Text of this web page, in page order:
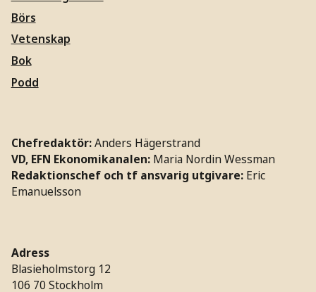
Börs
Vetenskap
Bok
Podd
Chefredaktör:Anders Hägerstrand
VD, EFN Ekonomikanalen: Maria Nordin Wessman
Redaktionschef och tf ansvarig utgivare: Eric
Emanuelsson
Adress
Blasieholmstorg 12
106 70 Stockholm